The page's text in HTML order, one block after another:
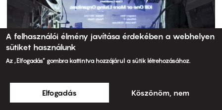
A felhasználói élmény javítása érdekében a webhelyen
sütiket használunk
Az „Elfogadás” gombra kattintva hozzájárul a sütik létrehozásához.
Elfogadás Köszönöm, nem